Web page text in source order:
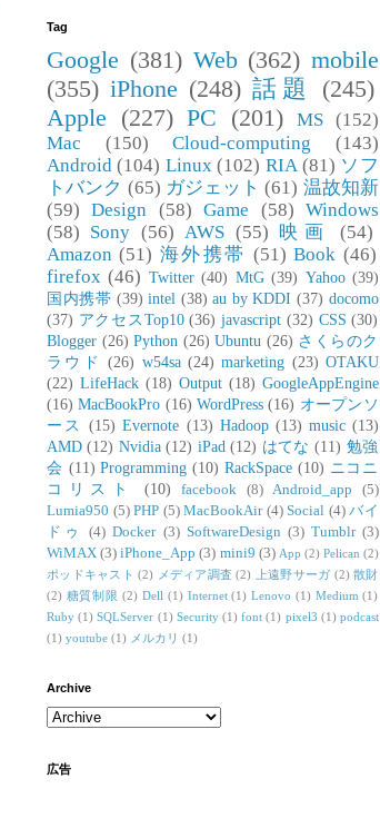
Tag
Google (381) Web (362) mobile
(355) iPhone (248) 話題
(245)
Apple (227) PC (201) MS (152)
Mac
(150) Cloud-computing
(143)
Android (104) Linux (102) RIA (81) ソフ
トバンク (65) ガジェット (61) 温故知新
(59)
Design (58) Game (58) Windows
(58) Sony (56) AWS (55) 映画
(54)
Amazon (51) 海外携帯 (51) Book (46)
firefox (46) Twitter (40) MtG (39) Yahoo (39)
国内携帯 (39) intel (38) au by KDDI (37) docomo
(37) アクセスTop10 (36) javascript (32) CSS (30)
Blogger (26) Python (26) Ubuntu (26) さくらのク
ラウド
(26) w54sa (24) marketing (23) OTAKU
(22) LifeHack (18) Output (18) GoogleAppEngine
(16) MacBookPro (16) WordPress (16) オープンソ
ース
(15) Evernote (13) Hadoop (13) music (13)
AMD (12) Nvidia (12) iPad (12) はてな (11) 勉強
会 (11) Programming (10) RackSpace (10) ニコニ
コリスト
(10) facebook (8) Android_app
(5)
Lumia950 (5) PHP (5) MacBookAir (4) Social (4) バイ
ドゥ
(4) Docker (3) SoftwareDesign (3) Tumblr (3)
WiMAX (3) iPhone_App (3) mini9 (3) App (2) Pelican (2)
ポッドキャスト (2) メディア調査 (2) 上遠野サーガ (2) 散財
(2) 糖質制限 (2) Dell (1) Internet (1) Lenovo (1) Medium (1)
Ruby (1) SQLServer (1) Security (1) font (1) pixel3 (1) podcast
(1) youtube (1) メルカリ (1)
Archive
広告